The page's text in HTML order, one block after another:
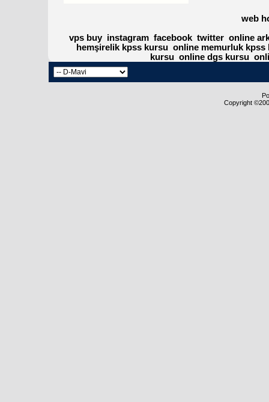
web
vps buy instagram facebook twitter online
hemşirelik kpss kursu online memurluk kpss
kursu online dgs kursu
Copyright